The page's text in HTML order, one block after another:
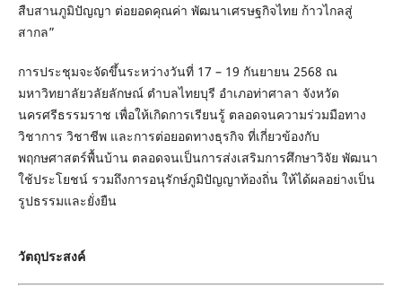
สืบสานภูมิปัญญา ต่อยอดคุณค่า พัฒนาเศรษฐกิจไทย ก้าวไกลสู่
สากล”
การประชุมจะจัดขึ้นระหว่างวันที่ 17 – 19 กันยายน 2568 ณ
มหาวิทยาลัยวลัยลักษณ์ ตำบลไทยบุรี อำเภอท่าศาลา จังหวัด
นครศรีธรรมราช เพื่อให้เกิดการเรียนรู้ ตลอดจนความร่วมมือทาง
วิชาการ วิชาชีพ และการต่อยอดทางธุรกิจ ที่เกี่ยวข้องกับ
พฤกษศาสตร์พื้นบ้าน ตลอดจนเป็นการส่งเสริมการศึกษาวิจัย พัฒนา
ใช้ประโยชน์ รวมถึงการอนุรักษ์ภูมิปัญญาท้องถิ่น ให้ได้ผลอย่างเป็น
รูปธรรมและยั่งยืน
วัตถุประสงค์